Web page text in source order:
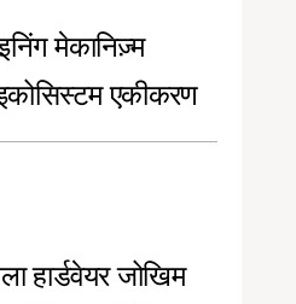
मेकानिज़्म
एकीकरण
हार्डवेयर जोखिम